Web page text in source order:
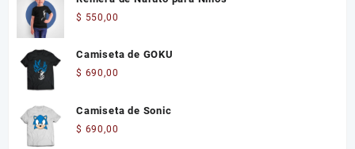
$ 550,00
Camiseta de GOKU
$ 690,00
Camiseta de Sonic
$ 690,00